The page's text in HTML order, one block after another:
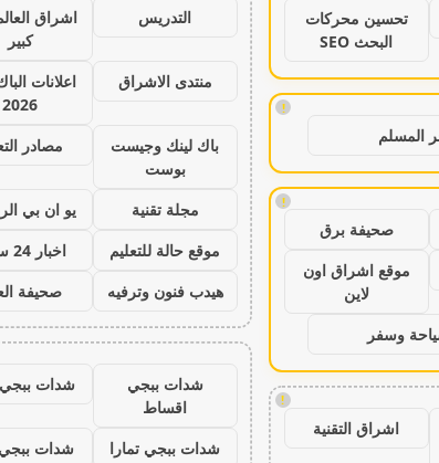
تحسين محركات
البحث SEO
!
المسلم
!
صحيفة برق
موقع اشراق اون
لاين
وسفر
!
اشراق التقنية
التدريس
اشراق
كبير
منتدى الاشراق
اعلانات
2026
باك لينك وجيست
بوست
مصادر
مجلة تقنية
يو ان بي
موقع حالة للتعليم
اخبار 24 ساعة
هيدب فنون وترفيه
صحيفة
شدات ببجي
اقساط
شدات ببجي
شدات ببجي تمارا
شدات ببجي